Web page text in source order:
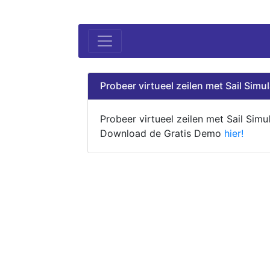
Probeer virtueel zeilen met Sail
Probeer virtueel zeilen met Sail
Download de Gratis Demo hier!